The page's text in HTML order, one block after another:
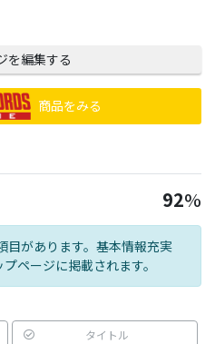
を編集する
商品をみる
92%
目があります。基本情報充実
ページに掲載されます。
タイトル